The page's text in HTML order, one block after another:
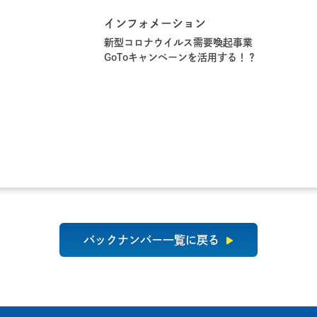
インフォメーション
新型コロナウイルス需要喚起事業
GoToキャンペーンを活用する！？
バックナンバー一覧に戻る